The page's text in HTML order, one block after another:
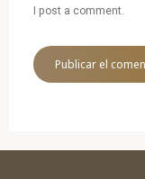
I post a comment.